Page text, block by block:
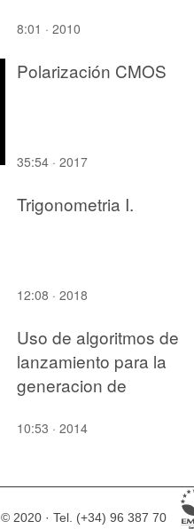
8:01 · 2010
Polarización CMOS
35:54 · 2017
Trigonometria I.
12:08 · 2018
Uso de algoritmos de
lanzamiento para la
generacion de
10:53 · 2014
2020 · Tel. (+34) 96 387 70